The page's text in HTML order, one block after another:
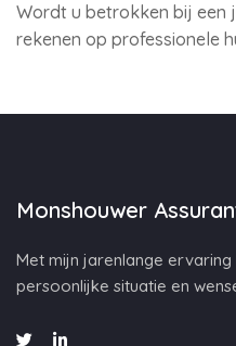
Wordt u betrokken bij een
rekenen op professionele
Monshouwer
Met mijn jarenlange
persoonlijke situatie en